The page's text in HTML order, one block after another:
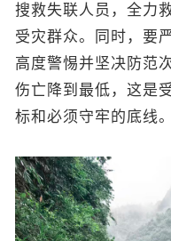
搜救失联人员，全力
受灾群众。同时，要
高度警惕并坚决防范
伤亡降到最低，这是
标和必须守牢的底线。